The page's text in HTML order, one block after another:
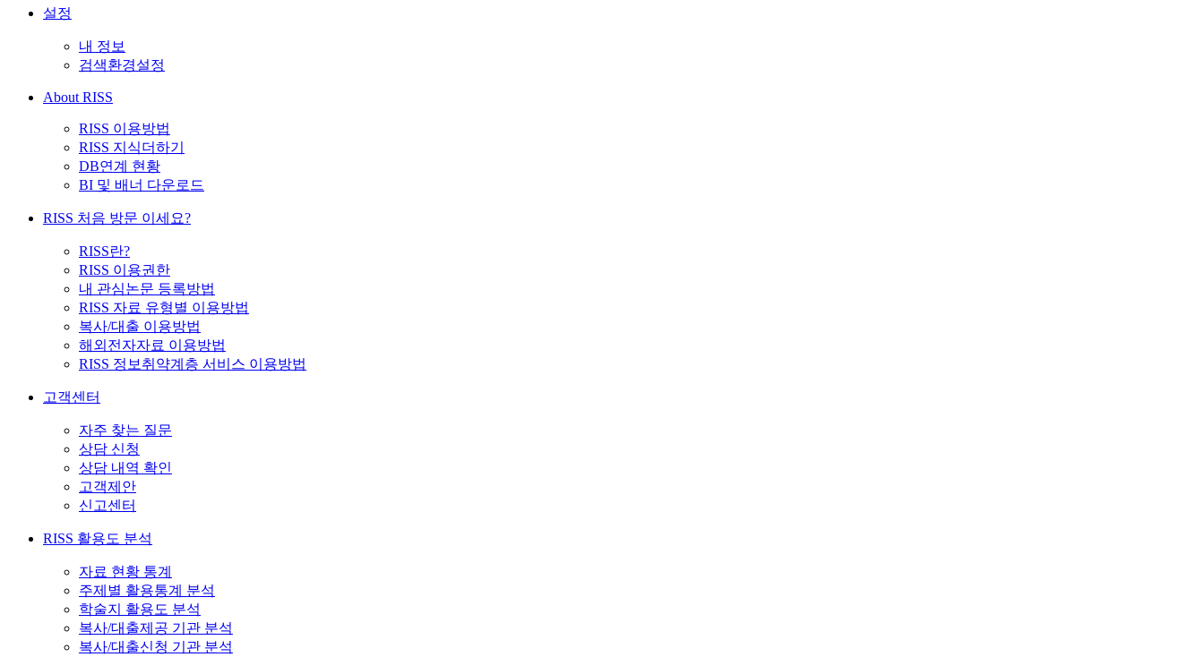
설정
내 정보
검색환경설정
About RISS
RISS 이용방법
RISS 지식더하기
DB연계 현황
BI 및 배너 다운로드
RISS 처음 방문 이세요?
RISS란?
RISS 이용권한
내 관심논문 등록방법
RISS 자료 유형별 이용방법
복사/대출 이용방법
해외전자자료 이용방법
RISS 정보취약계층 서비스 이용방법
고객센터
자주 찾는 질문
상담 신청
상담 내역 확인
고객제안
신고센터
RISS 활용도 분석
자료 현황 통계
주제별 활용통계 분석
학술지 활용도 분석
복사/대출제공 기관 분석
복사/대출신청 기관 분석